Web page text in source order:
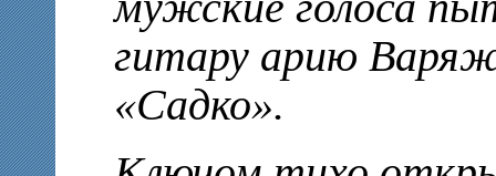
гитару арию
«Садко».